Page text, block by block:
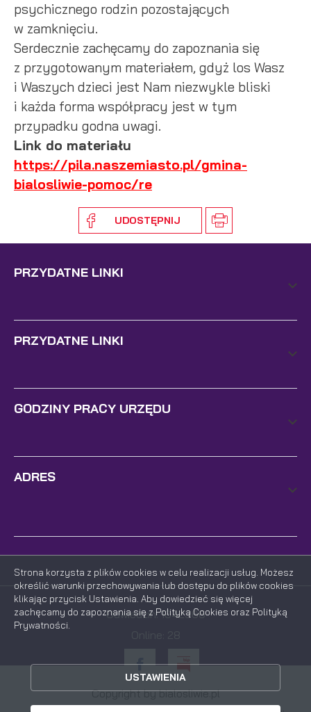
psychicznego rodzin pozostających
w zamknięciu.
Serdecznie zachęcamy do zapoznania się
z przygotowanym materiałem, gdyż los Wasz
i Waszych dzieci jest Nam niezwykle bliski
i każda forma współpracy jest w tym
przypadku godna uwagi.
Link do materiału
https://pila.naszemiasto.pl/gmina-
bialosliwie-pomoc/re
UDOSTĘPNIJ
PRZYDATNE LINKI
PRZYDATNE LINKI
GODZINY PRACY URZĘDU
ADRES
Odwiedzin: 1642366
Copyright by bialosliwie.pl
Strona korzysta z plików cookies w celu realizacji usług. Możesz
określić warunki przechowywania lub dostępu do plików cookies
klikając przycisk Ustawienia. Aby dowiedzieć się więcej
zachęcamy do zapoznania się z Polityką Cookies oraz Polityką
Prywatności.
USTAWIENIA
ZAPISZ WYBRANE